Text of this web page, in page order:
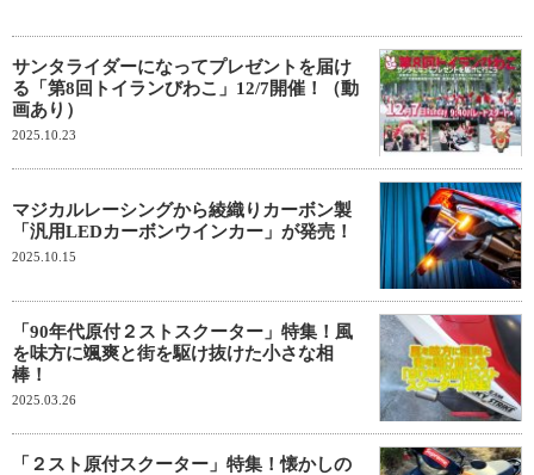
サンタライダーになってプレゼントを届け
る「第8回トイランびわこ」12/7開催！（動
画あり）
2025.10.23
マジカルレーシングから綾織りカーボン製
「汎用LEDカーボンウインカー」が発売！
2025.10.15
「90年代原付２ストスクーター」特集！風
を味方に颯爽と街を駆け抜けた小さな相
棒！
2025.03.26
「２スト原付スクーター」特集！懐かしの